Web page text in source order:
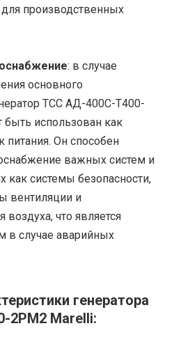
производственных
: в случае
основного
ТСС АД-400С-Т400-
использован как
питания. Он способен
важных систем и
как системы безопасности,
вентиляции и
что является
в случае аварийных
генератора
2РМ2 Marelli: